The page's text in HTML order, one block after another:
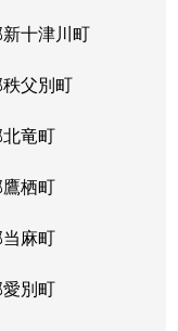
十津川町
父別町
竜町
栖町
麻町
別町